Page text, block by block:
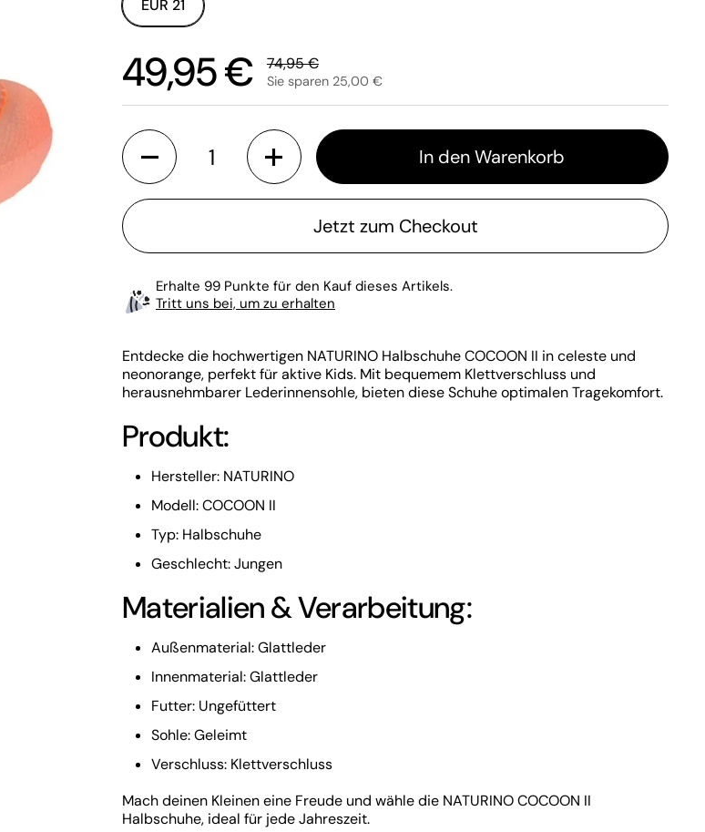
EUR 21
Sale-Preis:
49,95 € Regulärer Preis:
74,95 €
Sie sparen 25,00 €
Anzahl
In den Warenkorb
Jetzt zum Checkout
Erhalte 99 Punkte für den Kauf dieses Artikels.
Tritt uns bei, um zu erhalten
Entdecke die hochwertigen NATURINO Halbschuhe COCOON II in celeste und
neonorange, perfekt für aktive Kids. Mit bequemem Klettverschluss und
herausnehmbarer Lederinnensohle, bieten diese Schuhe optimalen Tragekomfort.
Produkt:
Hersteller: NATURINO
Modell: COCOON II
Typ: Halbschuhe
Geschlecht: Jungen
Materialien & Verarbeitung:
Außenmaterial: Glattleder
Innenmaterial: Glattleder
Futter: Ungefüttert
Sohle: Geleimt
Verschluss: Klettverschluss
Mach deinen Kleinen eine Freude und wähle die NATURINO COCOON II
Halbschuhe, ideal für jede Jahreszeit.